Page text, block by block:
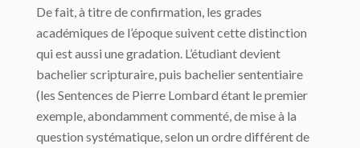
De fait, à titre de confirmation, les grades
académiques de l’époque suivent cette distinction
qui est aussi une gradation. L’étudiant devient
bachelier scripturaire, puis bachelier sententiaire
(les Sentences de Pierre Lombard étant le premier
exemple, abondamment commenté, de mise à la
question systématique, selon un ordre différent de